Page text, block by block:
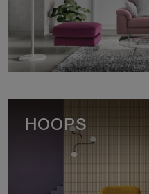
HOOPS